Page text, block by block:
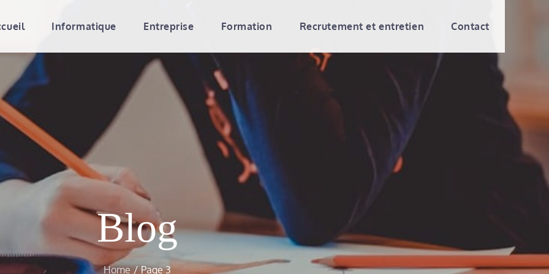
de vitruve
et les formations
Informatique Entreprise Formation Recrutement et entretien Contact
Blog
Home Page 3